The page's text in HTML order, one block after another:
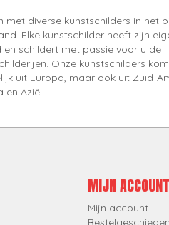
met diverse kunstschilders in het
Elke kunstschilder heeft zijn
en schildert met passie voor u de
Onze kunstschilders
uit Europa, maar ook uit Zuid-
en Azië.
MIJN ACCOUNT
Mijn account